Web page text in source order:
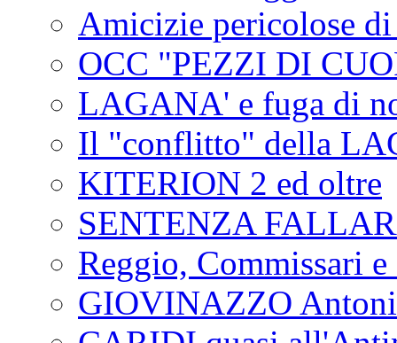
Amicizie pericolose
OCC "PEZZI DI
LAGANA' e fuga di
Il "conflitto" della
KITERION 2 ed oltre
SENTENZA
Reggio, Commissari
GIOVINAZZO